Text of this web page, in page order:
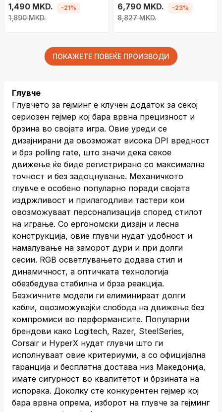
1,490 MKD.
1,890 MKD.
-21% 6,790 MKD.
8,827 MKD.
-23%
ПОКАЖЕТЕ ПОВЕЌЕ ПРОИЗВОДИ
Глувче
Глувчето за гејминг е клучен додаток за секој
сериозен гејмер кој бара врвна прецизност и
брзина во својата игра. Овие уреди се
дизајнирани да овозможат висока DPI вредност
и брз polling rate, што значи дека секое
движење ќе биде регистрирано со максимална
точност и без задоцнување. Механичкото
глувче е особено популарно поради својата
издржливост и прилагодливи тастери кои
овозможуваат персонализација според стилот
на играње. Со ергономски дизајн и лесна
конструкција, овие глувчи нудат удобност и
намалување на заморот дури и при долги
сесии. RGB осветлувањето додава стил и
динамичност, а оптичката технологија
обезбедува стабилна и брза реакција.
Безжичните модели ги елиминираат долги
кабли, овозможувајќи слобода на движење без
компромиси во перформансите. Популарни
брендови како Logitech, Razer, SteelSeries,
Corsair и HyperX нудат глувчи што ги
исполнуваат овие критериуми, а со официјална
гаранција и бесплатна достава низ Македонија,
имате сигурност во квалитетот и брзината на
испорака. Доколку сте конкурентен гејмер кој
бара врвна опрема, изборот на глувче за гејминг